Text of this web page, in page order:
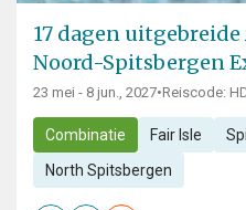
17 dagen
Noord-Spitsbergen
23 mei - 8 jun., 2027•Reiscode:
Combinatie Fair Isle
North Spitsbergen